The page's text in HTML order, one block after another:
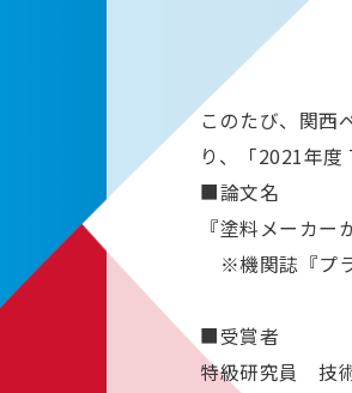
このたび、関西
り、「2021年
■論文名
『塗料メーカー
※機関誌『プ
■受賞者
特級研究員 技